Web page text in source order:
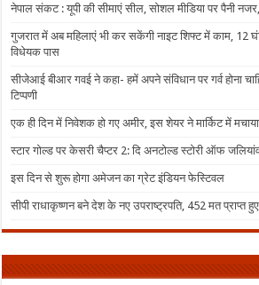
नेपाल संकट : यूपी की सीमाएं सील, सोशल मीडिया पर पैनी नजर,
गुजरात में अब महिलाएं भी कर सकेंगी नाइट शिफ्ट में काम, 12
विधेयक पास
सीजेआई बीआर गवई ने कहा- हमें अपने संविधान पर गर्व होना
टिप्पणी
एक ही दिन में निवेशक हो गए अमीर, इस शेयर ने मार्किट में
स्टार गोल्ड पर केसरी चैप्टर 2: दि अनटोल्ड स्टोरी ऑफ
इस दिन से शुरू होगा अमेजन का ग्रेट इंडियन फेस्टिवल
सीपी राधाकृष्णन बने देश के नए उपराष्ट्रपति, 452 मत प्राप्त हुए